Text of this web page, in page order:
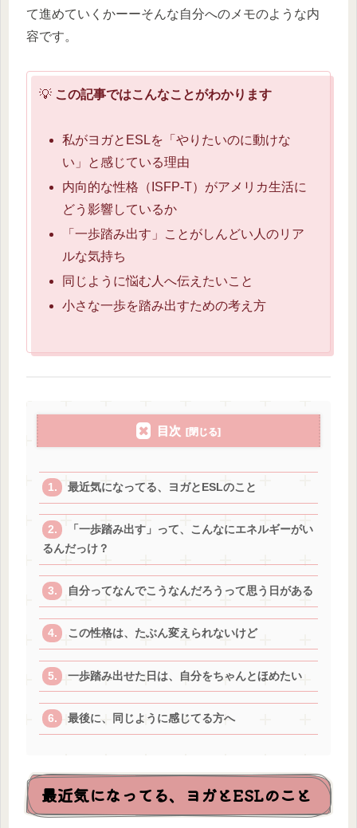
て進めていくかーーそんな自分へのメモのような内
容です。
💡 この記事ではこんなことがわかります
私がヨガとESLを「やりたいのに動けな
い」と感じている理由
内向的な性格（ISFP-T）がアメリカ生活に
どう影響しているか
「一歩踏み出す」ことがしんどい人のリア
ルな気持ち
同じように悩む人へ伝えたいこと
小さな一歩を踏み出すための考え方
目次
最近気になってる、ヨガとESLのこと
「一歩踏み出す」って、こんなにエネルギーがい
るんだっけ？
自分ってなんでこうなんだろうって思う日がある
この性格は、たぶん変えられないけど
一歩踏み出せた日は、自分をちゃんとほめたい
最後に、同じように感じてる方へ
最近気になってる、ヨガとESLのこと